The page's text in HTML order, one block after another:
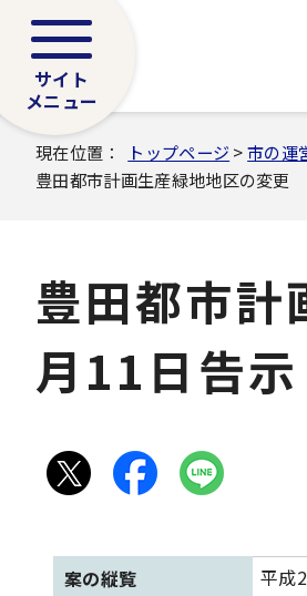
サイト
メニュー
現在位置： トップページ >市の運
豊田都市計画生産緑地地区の変更
豊田都市
月11日告示
案の縦覧
平成